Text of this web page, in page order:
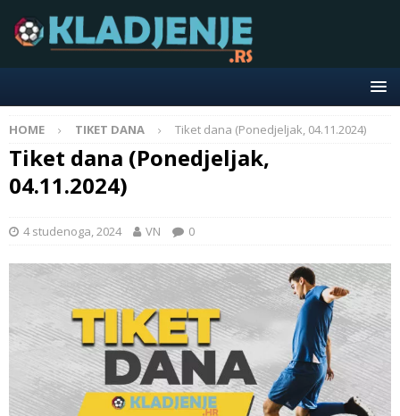
HOME TIKET DANA Tiket dana (Ponedjeljak, 04.11.2024)
Tiket dana (Ponedjeljak,
04.11.2024)
4 studenoga, 2024 VN 0